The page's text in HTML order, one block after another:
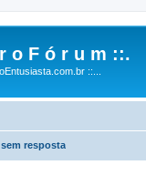
o F ó r u m ::.
::...
resposta